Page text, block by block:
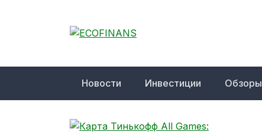
ECOFINANS
Новости Инвестиции Обзоры